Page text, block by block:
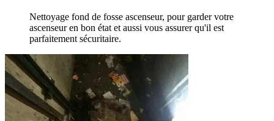
Nettoyage fond de fosse ascenseur, pour garder votre
ascenseur en bon état et aussi vous assurer qu'il est
parfaitement sécuritaire.